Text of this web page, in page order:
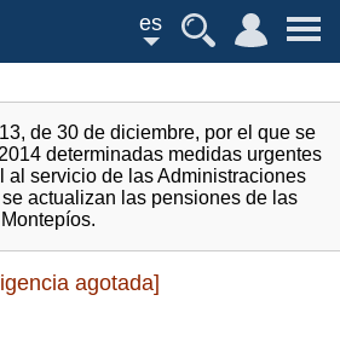
es
de 30 de diciembre, por el que se
determinadas medidas urgentes
al servicio de las Administraciones
actualizan las pensiones de las
agotada]